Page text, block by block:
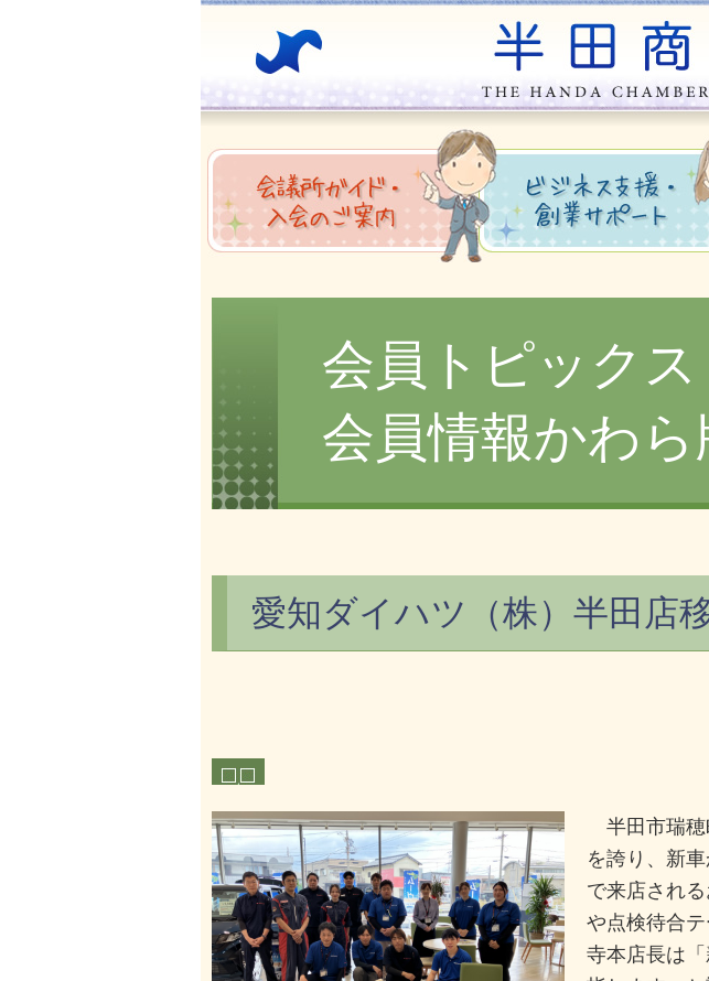
会員トピックス
会員情報かわら
愛知ダイハツ（株）半田店
半田市瑞
を誇り、新
で来店され
や点検待合
寺本店長は